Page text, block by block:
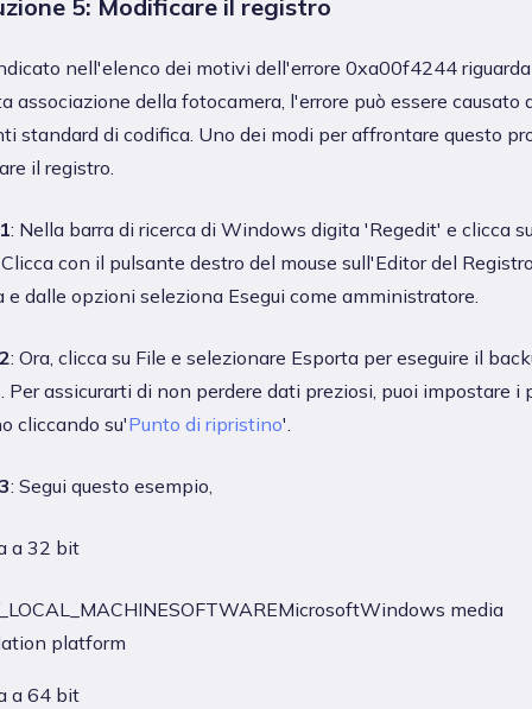
5: Modificare il registro
nell'elenco dei motivi dell'errore 0xa00f4244
associazione della fotocamera, l'errore può essere causato
standard di codifica. Uno dei modi per affrontare questo
il registro.
: Nella barra di ricerca di Windows digita 'Regedit' e clicca
con il pulsante destro del mouse sull'Editor del
e dalle opzioni seleziona Esegui come amministratore.
: Ora, clicca su File e selezionare Esporta per eseguire il
Per assicurarti di non perdere dati preziosi, puoi impostare i
cliccando su'Punto di ripristino'.
: Segui questo esempio,
a 32 bit
media
platform
a 64 bit